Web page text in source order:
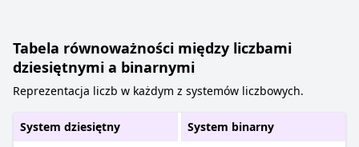
Tabela równoważności między liczbami
dziesiętnymi a binarnymi
Reprezentacja liczb w każdym z systemów liczbowych.
System dziesiętny System binarny